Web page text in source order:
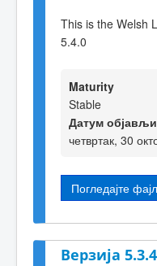
This is the Welsh
5.4.0
Maturity
Stable
Датум
четвртак, 30
Погледајте
Верзија